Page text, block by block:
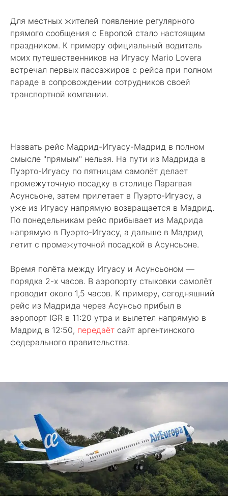
Для местных жителей появление регулярного
прямого сообщения с Европой стало настоящим
праздником. К примеру официальный водитель
моих путешественников на Игуасу Mario Lovera
встречал первых пассажиров с рейса при полном
параде в сопровождении сотрудников своей
транспортной компании.
Назвать рейс Мадрид-Игуасу-Мадрид в полном
смысле "прямым" нельзя. На пути из Мадрида в
Пуэрто-Игуасу по пятницам самолёт делает
промежуточную посадку в столице Парагвая
Асунсьоне, затем прилетает в Пуэрто-Игуасу, а
уже из Игуасу напрямую возвращается в Мадрид.
По понедельникам рейс прибывает из Мадрида
напрямую в Пуэрто-Игуасу, а дальше в Мадрид
летит с промежуточной посадкой в Асунсьоне.
Время полёта между Игуасу и Асунсьоном —
порядка 2-х часов. В аэропорту стыковки самолёт
проводит около 1,5 часов. К примеру, сегодняшний
рейс из Мадрида через Асунсьо прибыл в
аэропорт IGR в 11:20 утра и вылетел напрямую в
Мадрид в 12:50, передаёт сайт аргентинского
федерального правительства.